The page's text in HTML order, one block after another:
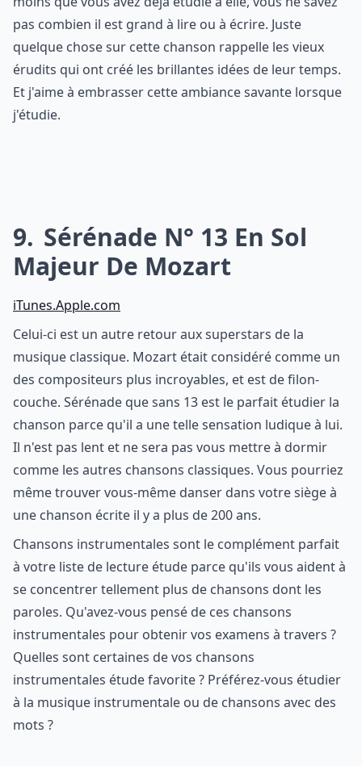
pas combien il est grand à lire ou à écrire. Juste
quelque chose sur cette chanson rappelle les vieux
érudits qui ont créé les brillantes idées de leur temps.
Et j'aime à embrasser cette ambiance savante lorsque
j'étudie.
9 Sérénade N° 13 En Sol
Majeur De Mozart
iTunes.Apple.com
Celui-ci est un autre retour aux superstars de la
musique classique. Mozart était considéré comme un
des compositeurs plus incroyables, et est de filon-
couche. Sérénade que sans 13 est le parfait étudier la
chanson parce qu'il a une telle sensation ludique à lui.
Il n'est pas lent et ne sera pas vous mettre à dormir
comme les autres chansons classiques. Vous pourriez
même trouver vous-même danser dans votre siège à
une chanson écrite il y a plus de 200 ans.
Chansons instrumentales sont le complément parfait
à votre liste de lecture étude parce qu'ils vous aident à
se concentrer tellement plus de chansons dont les
paroles. Qu'avez-vous pensé de ces chansons
instrumentales pour obtenir vos examens à travers ?
Quelles sont certaines de vos chansons
instrumentales étude favorite ? Préférez-vous étudier
à la musique instrumentale ou de chansons avec des
mots ?